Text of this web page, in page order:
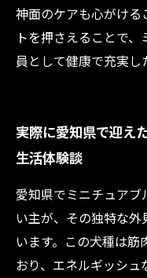
神面のケアも心がける
トを押さえることで
員として健康で充実し
実際に愛知県で迎え
生活体験談
愛知県でミニチュア
い主が、その独特な
います。この犬種は筋
おり、エネルギッシュ